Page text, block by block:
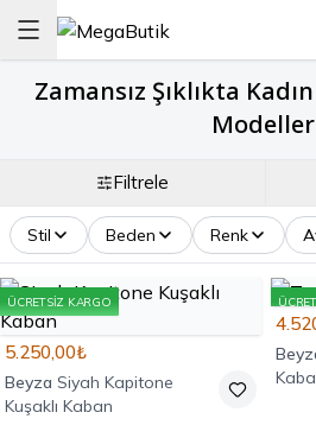
Zamansız Şıklıkta
Filtrele
Stil Beden Renk
ÜCRETSIZ KARGO
5.250,00₺
Beyza Siyah Kapitone
Kuşaklı Kaban